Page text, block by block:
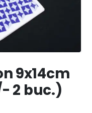
9x14cm
2 buc.)